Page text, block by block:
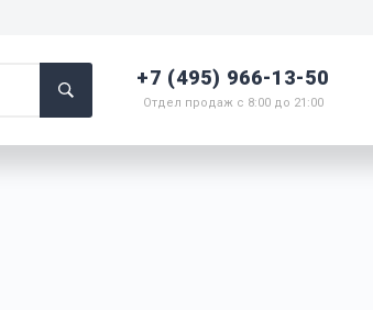
+7 (495) 966-13-50
Отдел продаж с 8:00 до 21:00